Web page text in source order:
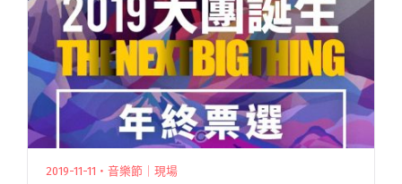
2019-11-11・音樂節｜現場